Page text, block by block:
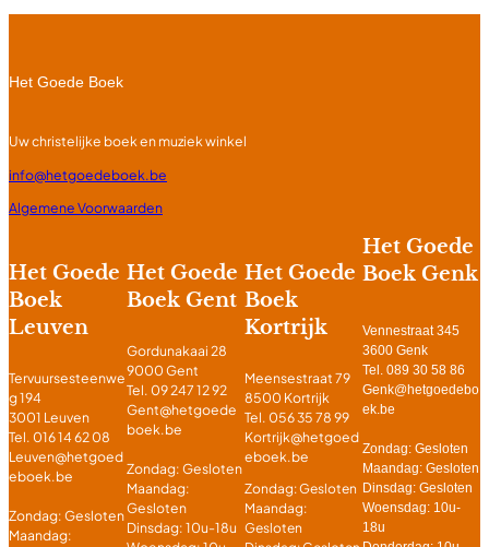
Het Goede Boek
Uw christelijke boek en muziek winkel
info@hetgoedeboek.be
Algemene Voorwaarden
Het Goede
Boek
Leuven
Tervuursesteenwe
g 194
3001 Leuven
Tel. 016 14 62 08
Leuven@hetgoed
eboek.be
Zondag: Gesloten
Maandag:
Het Goede
Boek Gent
Gordunakaai 28
9000 Gent
Tel. 09 247 12 92
Gent@hetgoede
boek.be
Zondag: Gesloten
Maandag:
Gesloten
Dinsdag: 10u-18u
Het Goede
Boek
Kortrijk
Meensestraat 79
8500 Kortrijk
Tel. 056 35 78 99
Kortrijk@hetgoed
eboek.be
Zondag: Gesloten
Maandag:
Gesloten
Het Goede
Boek Genk
Vennestraat 345
3600 Genk
Tel. 089 30 58 86
Genk@hetgoedebo
ek.be
Zondag: Gesloten
Maandag: Gesloten
Dinsdag: Gesloten
Woensdag: 10u-
18u